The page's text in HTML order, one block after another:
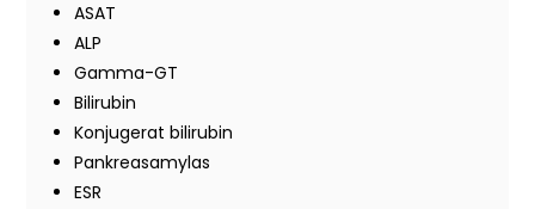
ASAT
ALP
Gamma-GT
Bilirubin
Konjugerat bilirubin
Pankreasamylas
ESR